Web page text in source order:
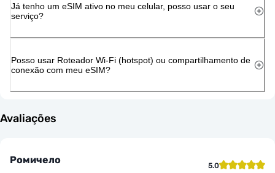
Já tenho um eSIM ativo no meu celular, posso usar o seu
serviço?
Posso usar Roteador Wi-Fi (hotspot) ou compartilhamento de
conexão com meu eSIM?
Avaliações
Ромичело 5.0